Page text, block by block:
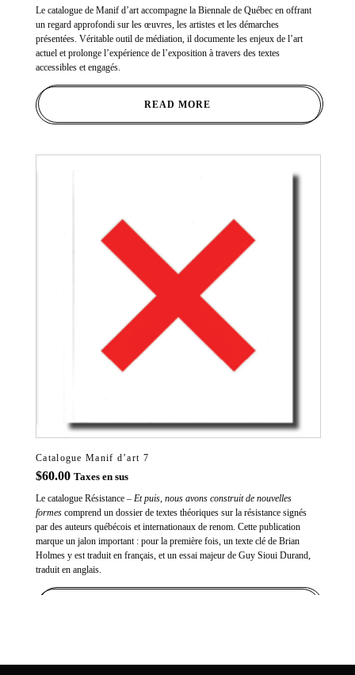
Le catalogue de Manif d’art accompagne la Biennale de Québec en offrant
un regard approfondi sur les œuvres, les artistes et les démarches
présentées. Véritable outil de médiation, il documente les enjeux de l’art
actuel et prolonge l’expérience de l’exposition à travers des textes
accessibles et engagés.
READ MORE
Catalogue Manif d’art 7
$60.00 Taxes en sus
Le catalogue Résistance – Et puis, nous avons construit de nouvelles
formes comprend un dossier de textes théoriques sur la résistance signés
par des auteurs québécois et internationaux de renom. Cette publication
marque un jalon important : pour la première fois, un texte clé de Brian
Holmes y est traduit en français, et un essai majeur de Guy Sioui Durand,
traduit en anglais.